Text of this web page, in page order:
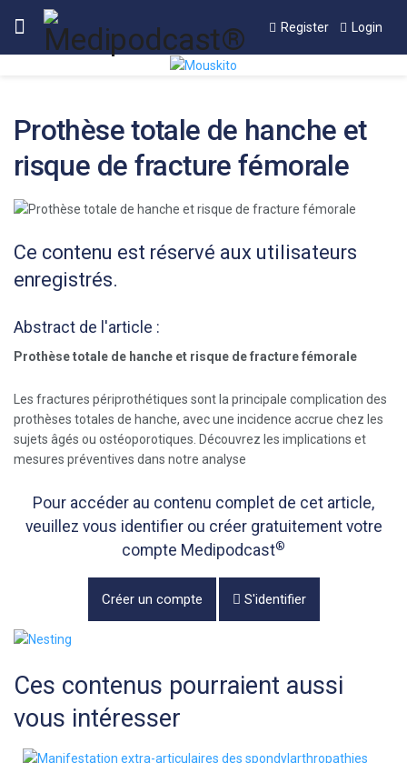
Register Login
Prothèse totale de hanche et
risque de fracture fémorale
Ce contenu est réservé aux utilisateurs
enregistrés.
Abstract de l'article :
Prothèse totale de hanche et risque de fracture fémorale
Les fractures périprothétiques sont la principale complication des
prothèses totales de hanche, avec une incidence accrue chez les
sujets âgés ou ostéoporotiques. Découvrez les implications et
mesures préventives dans notre analyse
Pour accéder au contenu complet de cet article,
veuillez vous identifier ou créer gratuitement votre
compte Medipodcast®
Créer un compte S'identifier
Ces contenus pourraient aussi
vous intéresser